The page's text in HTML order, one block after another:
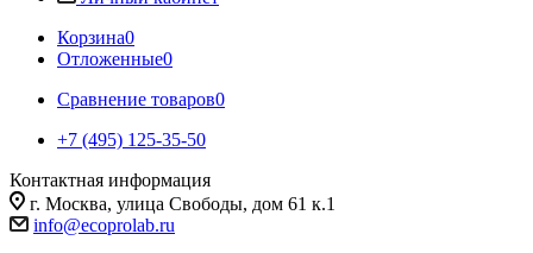
Корзина0
Отложенные0
Сравнение товаров0
+7 (495) 125-35-50
Контактная информация
г. Москва, улица Свободы, дом 61 к.1
info@ecoprolab.ru